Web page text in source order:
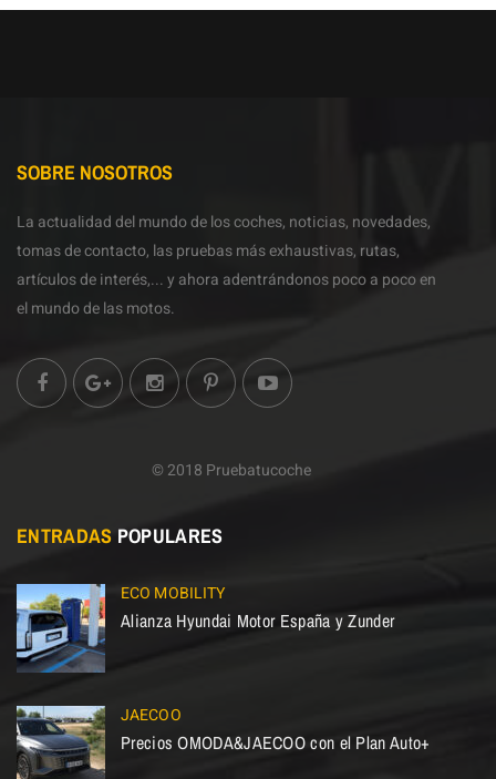
SOBRE NOSOTROS
La actualidad del mundo de los coches, noticias, novedades,
tomas de contacto, las pruebas más exhaustivas, rutas,
artículos de interés,... y ahora adentrándonos poco a poco en
el mundo de las motos.
© 2018 Pruebatucoche
ENTRADAS POPULARES
ECO MOBILITY
Alianza Hyundai Motor España y Zunder
JAECOO
Precios OMODA&JAECOO con el Plan Auto+